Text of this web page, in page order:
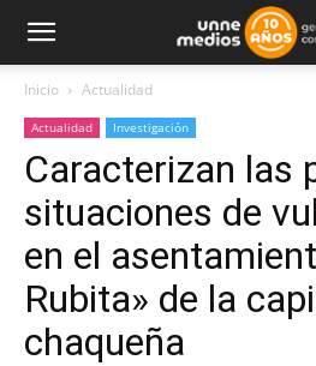
Inicio Actualidad
Actualidad Investigación
Caracterizan las
situaciones de
en el
Rubita» de la
chaqueña